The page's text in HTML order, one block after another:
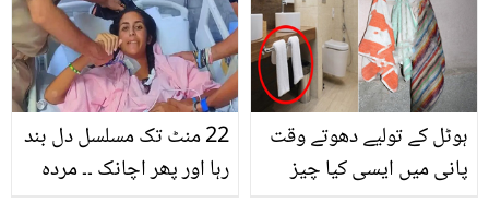
22 منٹ تک مسلسل دل بند
رہا اور پھر اچانک ۔۔ مردہ
ہوٹل کے تولیے دھوتے وقت
پانی میں ایسی کیا چیز